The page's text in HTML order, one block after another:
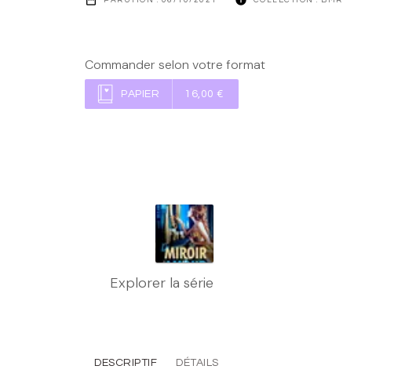
Commander selon votre format
PAPIER 16,00 €
Explorer la série
DESCRIPTIF DÉTAILS